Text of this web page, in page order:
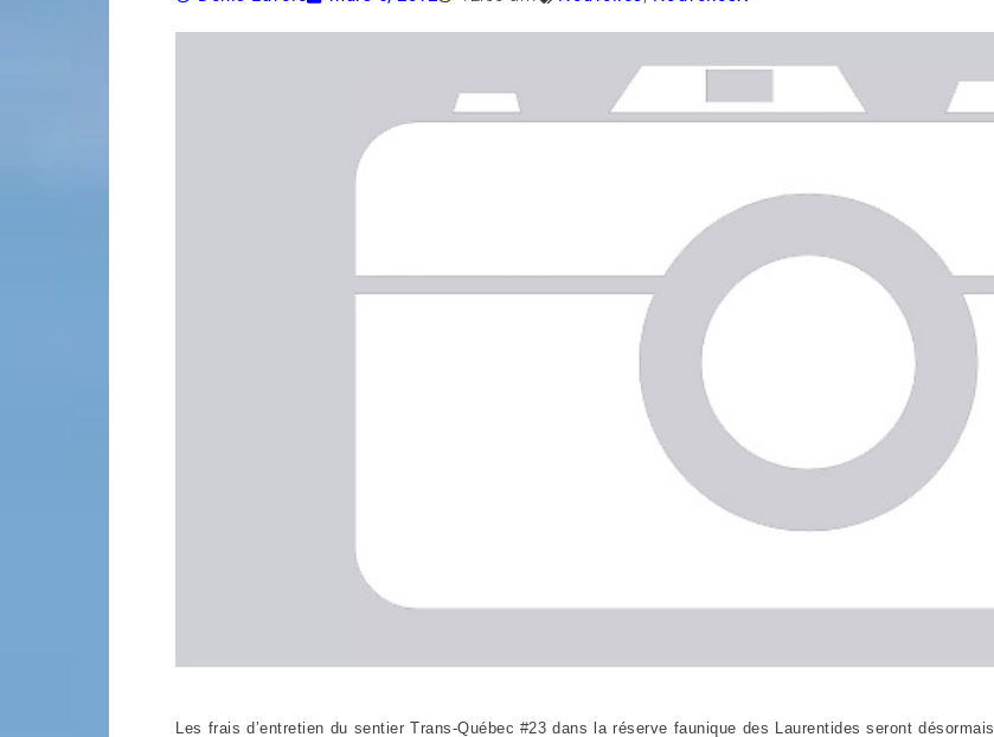
Les frais d’entretien du sentier Trans-Québec #23 dans la réserve faunique des Laurentides seront désormais